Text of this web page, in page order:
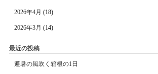
2026年4月 (18)
2026年3月 (14)
最近の投稿
避暑の風吹く箱根の1日